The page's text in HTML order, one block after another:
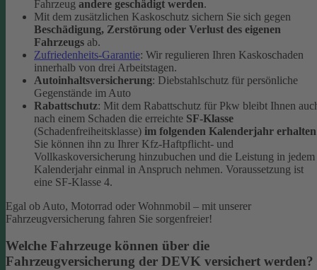
Fahrzeug andere geschädigt werden.
Mit dem zusätzlichen Kaskoschutz sichern Sie sich gegen
Beschädigung, Zerstörung oder Verlust des eigenen
Fahrzeugs ab.
Zufriedenheits-Garantie: Wir regulieren Ihren Kaskoschaden
innerhalb von drei Arbeitstagen.
Autoinhaltsversicherung: Diebstahlschutz für persönliche
Gegenstände im Auto
Rabattschutz: Mit dem Rabattschutz für Pkw bleibt Ihnen
nach einem Schaden die erreichte SF-Klasse
(Schadenfreiheitsklasse) im folgenden Kalenderjahr erhalten
Sie können ihn zu Ihrer Kfz-Haftpflicht- und
Vollkaskoversicherung hinzubuchen und die Leistung in jedem
Kalenderjahr einmal in Anspruch nehmen. Voraussetzung ist
eine SF-Klasse 4.
Egal ob Auto, Motorrad oder Wohnmobil – mit unserer
Fahrzeugversicherung fahren Sie sorgenfreier!
Welche Fahrzeuge können über die
Fahrzeugversicherung der DEVK versichert werden?